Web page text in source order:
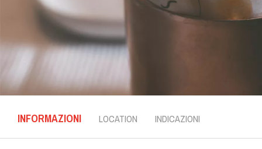
INFORMAZIONI LOCATION INDICAZIONI